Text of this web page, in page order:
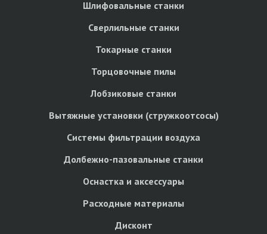
Шлифовальные станки
Сверлильные станки
Токарные станки
Торцовочные пилы
Лобзиковые станки
Вытяжные установки (стружкоотсосы)
Системы фильтрации воздуха
Долбежно-пазовальные станки
Оснастка и аксессуары
Расходные материалы
Дисконт